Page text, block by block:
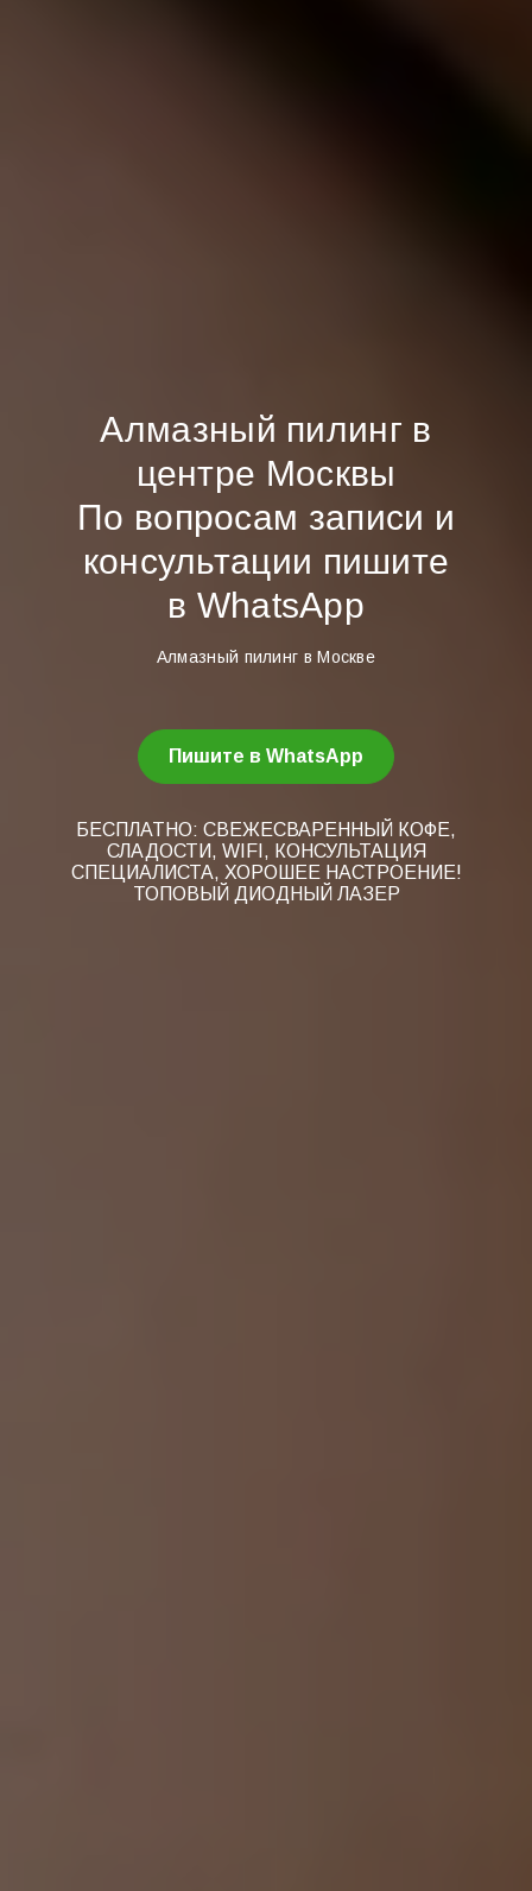
Алмазный пилинг в
центре Москвы
По вопросам записи и
консультации пишите
в WhatsApp
Алмазный пилинг в Москве
Пишите в WhatsApp
БЕСПЛАТНО: СВЕЖЕСВАРЕННЫЙ КОФЕ,
СЛАДОСТИ, WIFI, КОНСУЛЬТАЦИЯ
СПЕЦИАЛИСТА, ХОРОШЕЕ НАСТРОЕНИЕ!
ТОПОВЫЙ ДИОДНЫЙ ЛАЗЕР